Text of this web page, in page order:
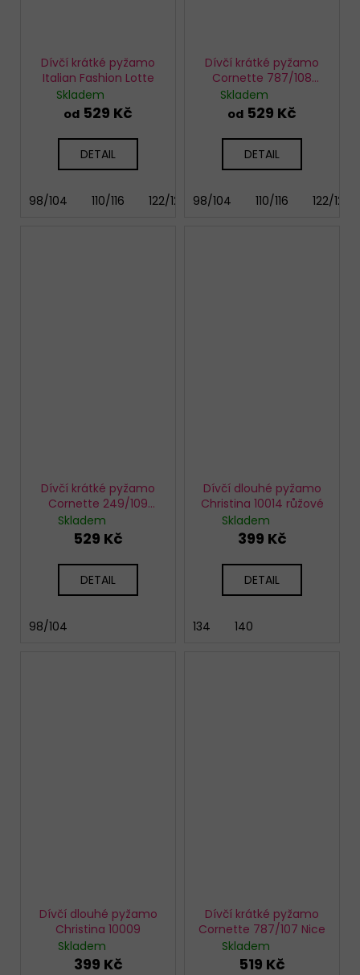
Dívčí krátké pyžamo
Italian Fashion Lotte
Skladem
od 529 Kč
DETAIL
98/104 110/116 122/128 146/152 158/164
Dívčí krátké pyžamo
Cornette 787/108
Chihuahua
Skladem
od 529 Kč
DETAIL
98/104 110/116 122/128
Dívčí krátké pyžamo
Cornette 249/109
Black cat
Skladem
529 Kč
DETAIL
98/104
Dívčí dlouhé pyžamo
Christina 10014 růžové
Skladem
399 Kč
DETAIL
134 140
Dívčí dlouhé pyžamo
Christina 10009
Skladem
399 Kč
Dívčí krátké pyžamo
Cornette 787/107 Nice
Skladem
519 Kč